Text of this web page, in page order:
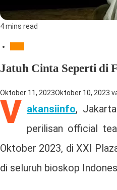
4 mins read
Jatuh Cinta Seperti di
Oktober 11, 2023Oktober 10, 2023
V akansiinfo,
perilisan official
Oktober 2023, di XXI
di seluruh bioskop